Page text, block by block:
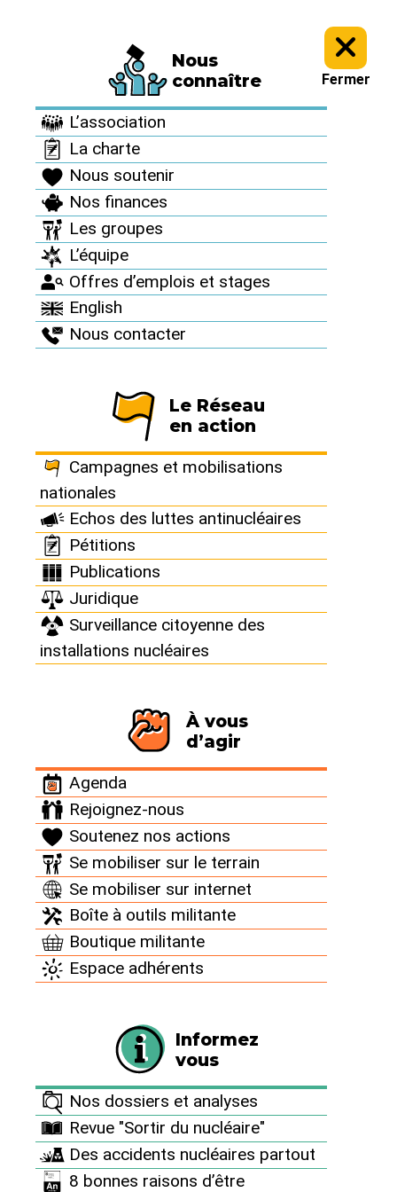
Nous
connaître
L’association
La charte
Nous soutenir
Nos finances
Les groupes
L’équipe
Offres d’emplois et stages
English
Nous contacter
Le Réseau
en action
Campagnes et mobilisations
nationales
Echos des luttes antinucléaires
Pétitions
Publications
Juridique
Surveillance citoyenne des
installations nucléaires
À vous
d’agir
Agenda
Rejoignez-nous
Soutenez nos actions
Se mobiliser sur le terrain
Se mobiliser sur internet
Boîte à outils militante
Boutique militante
Espace adhérents
Informez
vous
Nos dossiers et analyses
Revue "Sortir du nucléaire"
Des accidents nucléaires partout
8 bonnes raisons d’être
Fermer
Informez vous > Des accidents nucléaires partout >
Des accidents
nucléaires partout
France :
Fessenheim : La
centrale a pollué
le grand canal
d’Alsace
"Trace
d’irisation"
c’est ce
qu’annonce
EDF le 9
janvier 2020
par un
communiqué
laconique.
provenant du site nucléaire de Fessenheim s’est
écoulée dans le grand canal d’Alsace. Et ce ne
sont pas les responsables du site qui s’en sont
rendus compte.
Depuis quand, quelle quantité, d’où provient-elle,
comment se fait-il que la fuite n’ait pas été